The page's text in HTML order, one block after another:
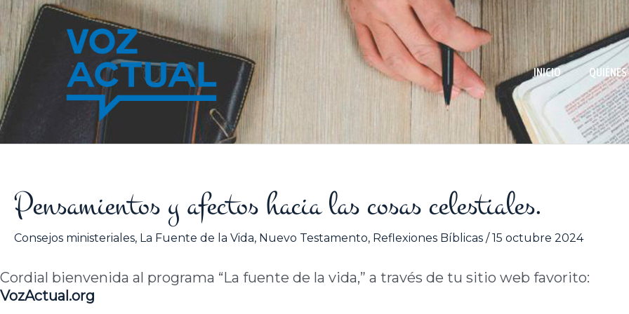
contenido
INICIO
Pensamientos y afectos hacia las cosas celestiales.
Consejos ministeriales, La Fuente de la Vida, Nuevo Testamento, Reflexiones Bíblicas /15 octubre 2024
Cordial bienvenida al programa “La fuente de la vida,” a través de tu sitio web favorito:
VozActual.org